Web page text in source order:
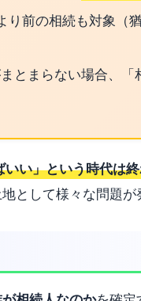
り前の相続も対象（
とまらない場合、
い」という時代は
として様々な問題が